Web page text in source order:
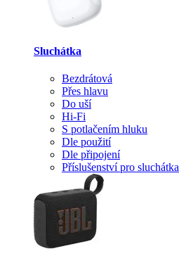
Sluchátka
Bezdrátová
Přes hlavu
Do uší
Hi-Fi
S potlačením hluku
Dle použití
Dle připojení
Příslušenství pro sluchátka